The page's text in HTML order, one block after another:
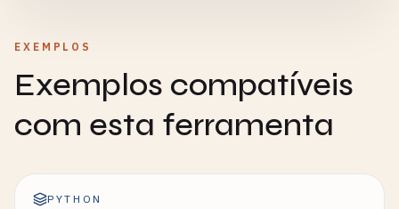
EXEMPLOS
Exemplos compatíveis
com esta ferramenta
PYTHON